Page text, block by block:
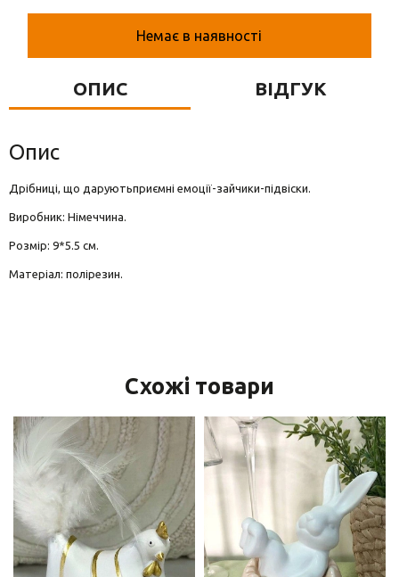
Вази для квітів
Немає в наявності
ОПИС ВІДГУК
Опис
Дрібниці, що даруютьприємні емоції-зайчики-підвіски.
Виробник: Німеччина.
Розмір: 9*5.5 см.
Матеріал: полірезин.
Схожі товари